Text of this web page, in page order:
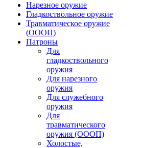
Нарезное оружие
Гладкоствольное оружие
Травматическое оружие
(ОООП)
Патроны
Для
гладкоствольного
оружия
Для нарезного
оружия
Для служебного
оружия
Для
травматического
оружия (ОООП)
Холостые,